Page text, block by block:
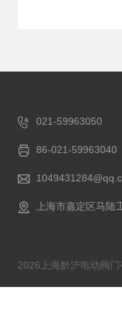
021-59963050
86-021-59963040
上海市嘉定区马陆
2026上海黔沪电动阀